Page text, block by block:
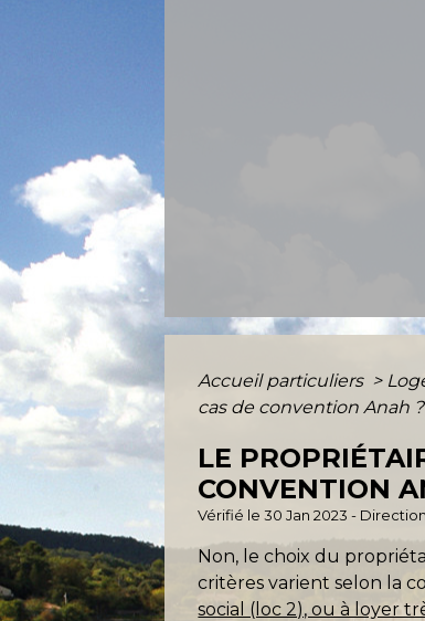
Accueil particuliers >
cas de convention Anah ?
LE
CONVENTION
Vérifié le 30 Jan 2023 -
Non, le choix du
critères varient selon la
social (loc 2), ou à loyer